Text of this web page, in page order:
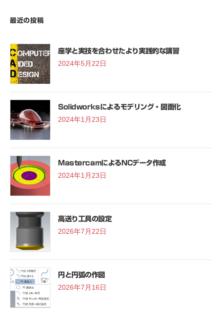
最近の投稿
座学と実技を合わせたより実践的な講習
2024年5月22日
Solidworksによるモデリング・図面化
2024年1月23日
MastercamによるNCデータ作成
2024年1月23日
高送り工具の設定
2026年7月22日
円と円弧の作図
2026年7月16日